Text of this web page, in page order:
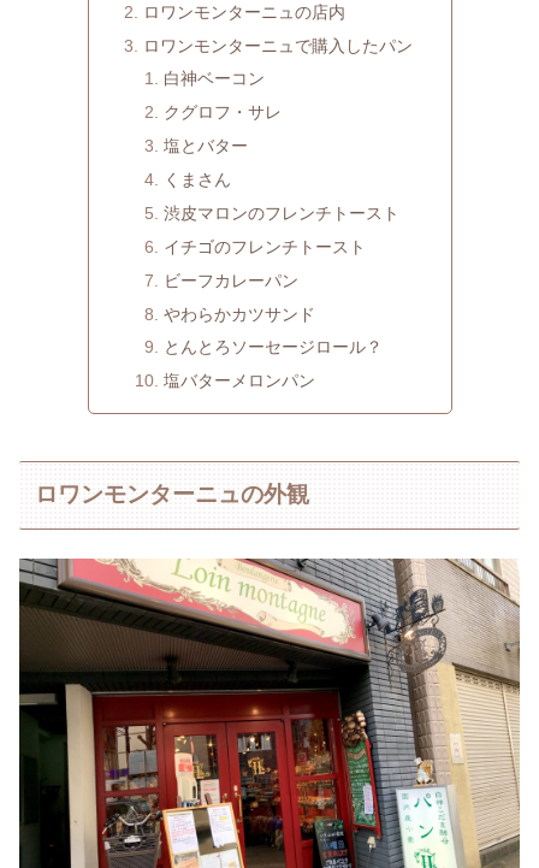
ロワンモンターニュの店内
ロワンモンターニュで購入したパン
白神ベーコン
クグロフ・サレ
塩とバター
くまさん
渋皮マロンのフレンチトースト
イチゴのフレンチトースト
ビーフカレーパン
やわらかカツサンド
とんとろソーセージロール？
塩バターメロンパン
ロワンモンターニュの外観